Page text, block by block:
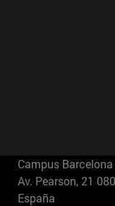
Campus Barcelona
Av. Pearson, 21
España